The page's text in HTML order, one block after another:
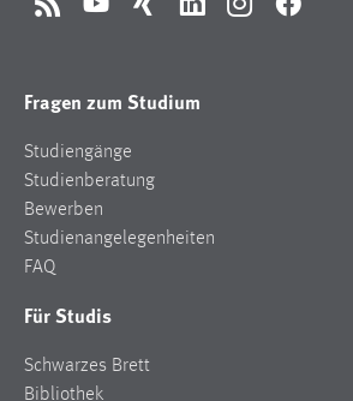
RSS YouTubeXing LinkedInInstagramFacebook
Fragen zum Studium
Studiengänge
Studienberatung
Bewerben
Studienangelegenheiten
FAQ
Für Studis
Schwarzes Brett
Bibliothek